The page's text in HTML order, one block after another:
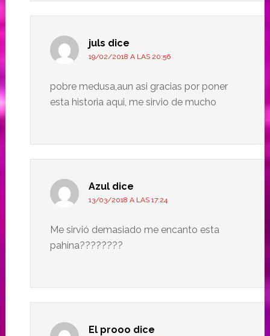
juls dice
19/02/2018 A LAS 20:56
pobre medusa,aun asi gracias por poner
esta historia aqui, me sirvio de mucho
Azul dice
13/03/2018 A LAS 17:24
Me sirvió demasiado me encanto esta
pahina????????
El prooo dice